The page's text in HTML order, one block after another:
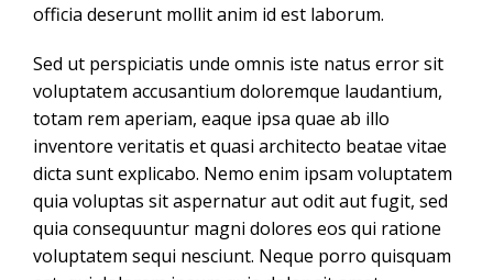
officia deserunt mollit anim id est laborum.
Sed ut perspiciatis unde omnis iste natus error sit
voluptatem accusantium doloremque laudantium,
totam rem aperiam, eaque ipsa quae ab illo
inventore veritatis et quasi architecto beatae vitae
dicta sunt explicabo. Nemo enim ipsam voluptatem
quia voluptas sit aspernatur aut odit aut fugit, sed
quia consequuntur magni dolores eos qui ratione
voluptatem sequi nesciunt. Neque porro quisquam